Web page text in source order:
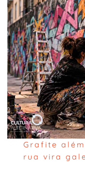
Grafite
rua vira